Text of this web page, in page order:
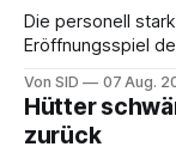
Die personell
Eröffnungsspiel
Von SID 07 Aug.
Hütter
zurück